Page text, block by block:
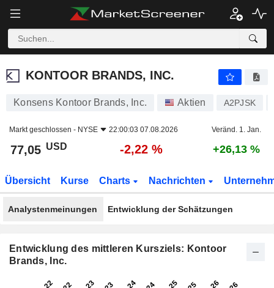
KONTOOR BRANDS, INC.
KONTOOR BRANDS, INC.
Konsens Kontoor Brands, Inc. Aktien A2PJSK
Markt geschlossen - NYSE 22:00:03 07.08.2026 Veränd. 1. Jan.
77,05 USD -2,22 % +26,13 %
Übersicht Kurse Charts Nachrichten
Analystenmeinungen Entwicklung der Schätzungen
Entwicklung des mittleren Kursziels: Kontoor
Brands, Inc.